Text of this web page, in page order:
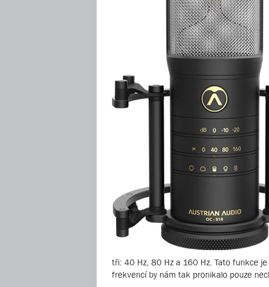
tři: 40 Hz, 80 Hz a 160 Hz. Tato funkce
frekvencí by nám tak pronikalo pouze